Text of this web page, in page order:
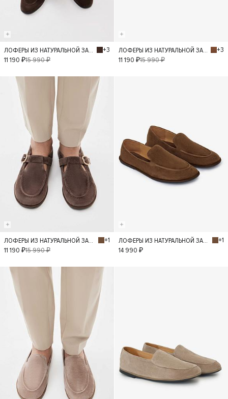
36 37
39 40
ЛОФЕРЫ ИЗ НАТУРАЛЬНОЙ ЗАМШИ
+3
11 190 ₽15 990 ₽ 36
ЛОФЕРЫ ИЗ НАТУРАЛЬНОЙ ЗАМШИ
+3
11 190 ₽15 990 ₽
- 30%
36 37
39 40
ЛОФЕРЫ ИЗ НАТУРАЛЬНОЙ ЗАМШИ
+1
11 190 ₽15 990 ₽ 36
ЛОФЕРЫ ИЗ НАТУРАЛЬНОЙ ЗАМШИ
+1
14 990 ₽